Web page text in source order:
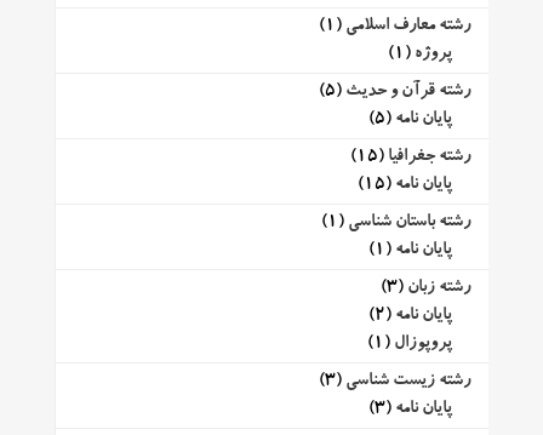
رشته معارف اسلامی (1)
پروژه (1)
رشته قرآن و حدیث (5)
پایان نامه (5)
رشته جغرافیا (15)
پایان نامه (15)
رشته باستان شناسی (1)
پایان نامه (1)
رشته زبان (3)
پایان نامه (2)
پروپوزال (1)
رشته زیست شناسی (3)
پایان نامه (3)